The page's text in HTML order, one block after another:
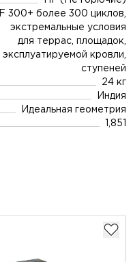
F 300+ более 300 циклов,
экстремальные условия
для террас, площадок,
эксплуатируемой кровли,
ступеней
24 кг
Индия
Идеальная геометрия
1,851